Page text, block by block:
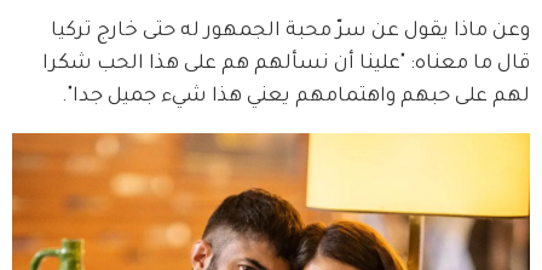
وعن ماذا يقول عن سرّ محبة الجمهور له حتى خارج تركيا
قال ما معناه: "علينا أن نسألهم هم على هذا الحب شكرا
لهم على حبهم واهتمامهم يعني هذا شيء جميل جدا".